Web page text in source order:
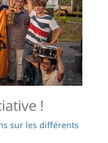
!
sur les différents